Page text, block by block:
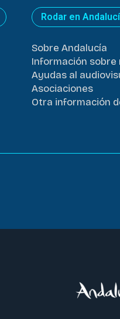
Rodar en
Sobre Andalucía
Información sobre
Ayudas al
Asociaciones
Otra información